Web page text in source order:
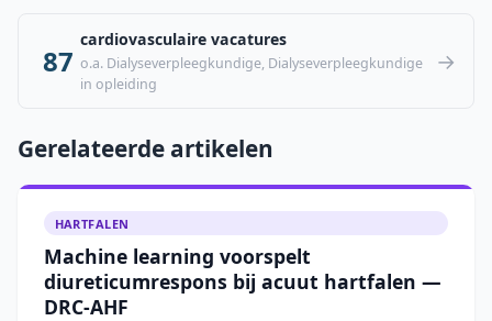
87
cardiovasculaire vacatures
o.a. Dialyseverpleegkundige, Dialyseverpleegkundige
in opleiding
→
Gerelateerde artikelen
HARTFALEN
Machine learning voorspelt
diureticumrespons bij acuut hartfalen —
DRC-AHF